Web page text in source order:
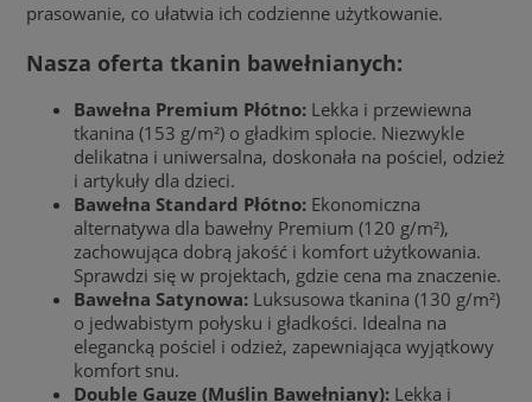
prasowanie, co ułatwia ich codzienne użytkowanie.
Nasza oferta tkanin bawełnianych:
Bawełna Premium Płótno: Lekka i przewiewna
tkanina (153 g/m²) o gładkim splocie. Niezwykle
delikatna i uniwersalna, doskonała na pościel, odzież
i artykuły dla dzieci.
Bawełna Standard Płótno: Ekonomiczna
alternatywa dla bawełny Premium (120 g/m²),
zachowująca dobrą jakość i komfort użytkowania.
Sprawdzi się w projektach, gdzie cena ma znaczenie.
Bawełna Satynowa: Luksusowa tkanina (130 g/m²)
o jedwabistym połysku i gładkości. Idealna na
elegancką pościel i odzież, zapewniająca wyjątkowy
komfort snu.
Double Gauze (Muślin Bawełniany): Lekka i